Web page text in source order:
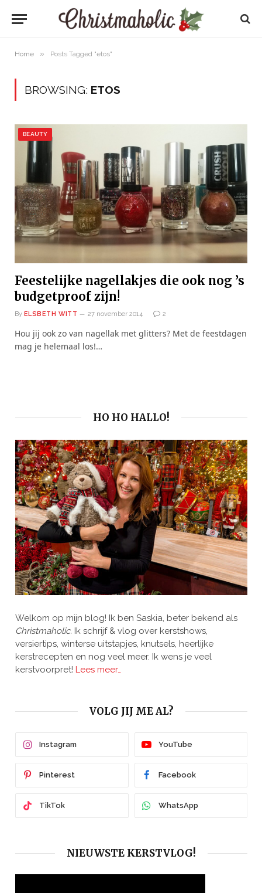
Home » Posts Tagged "etos"
BROWSING: ETOS
BEAUTY
Feestelijke nagellakjes die ook nog ’s
budgetproof zijn!
By ELSBETH WITT 27 november 2014 2
Hou jij ook zo van nagellak met glitters? Met de feestdagen
mag je helemaal los!…
HO HO HALLO!
Welkom op mijn blog! Ik ben Saskia, beter bekend als
Christmaholic. Ik schrijf & vlog over kerstshows,
versiertips, winterse uitstapjes, knutsels, heerlijke
kerstrecepten en nog veel meer. Ik wens je veel
kerstvoorpret! Lees meer…
VOLG JIJ ME AL?
Instagram YouTube
Pinterest Facebook
TikTok WhatsApp
NIEUWSTE KERSTVLOG!